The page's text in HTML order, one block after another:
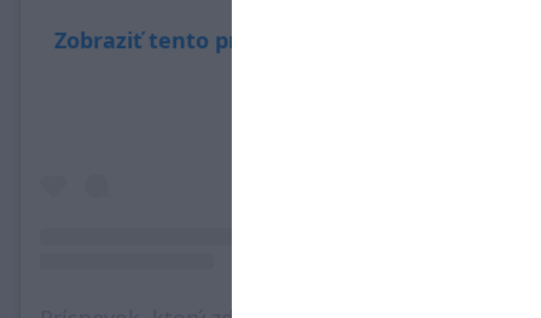
Zobraziť tento príspevok na Instagrame